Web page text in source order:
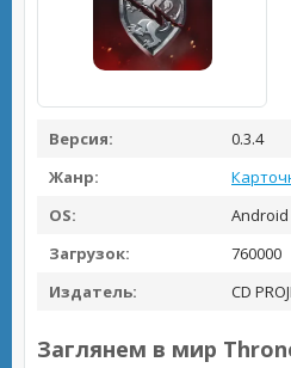
Версия:
0.3.4
Жанр:
OS:
Android
Загрузок:
760000
Издатель:
CD
Заглянем в мир